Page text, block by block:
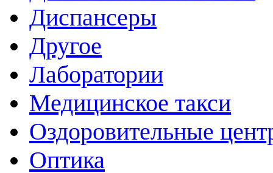
Диспансеры
Другое
Лаборатории
Медицинское такси
Оздоровительные
Оптика